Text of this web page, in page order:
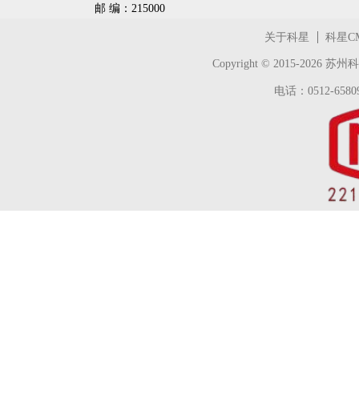
邮 编：215000
关于科星 科星
Copyright © 2015-2026 苏州
电话：0512-